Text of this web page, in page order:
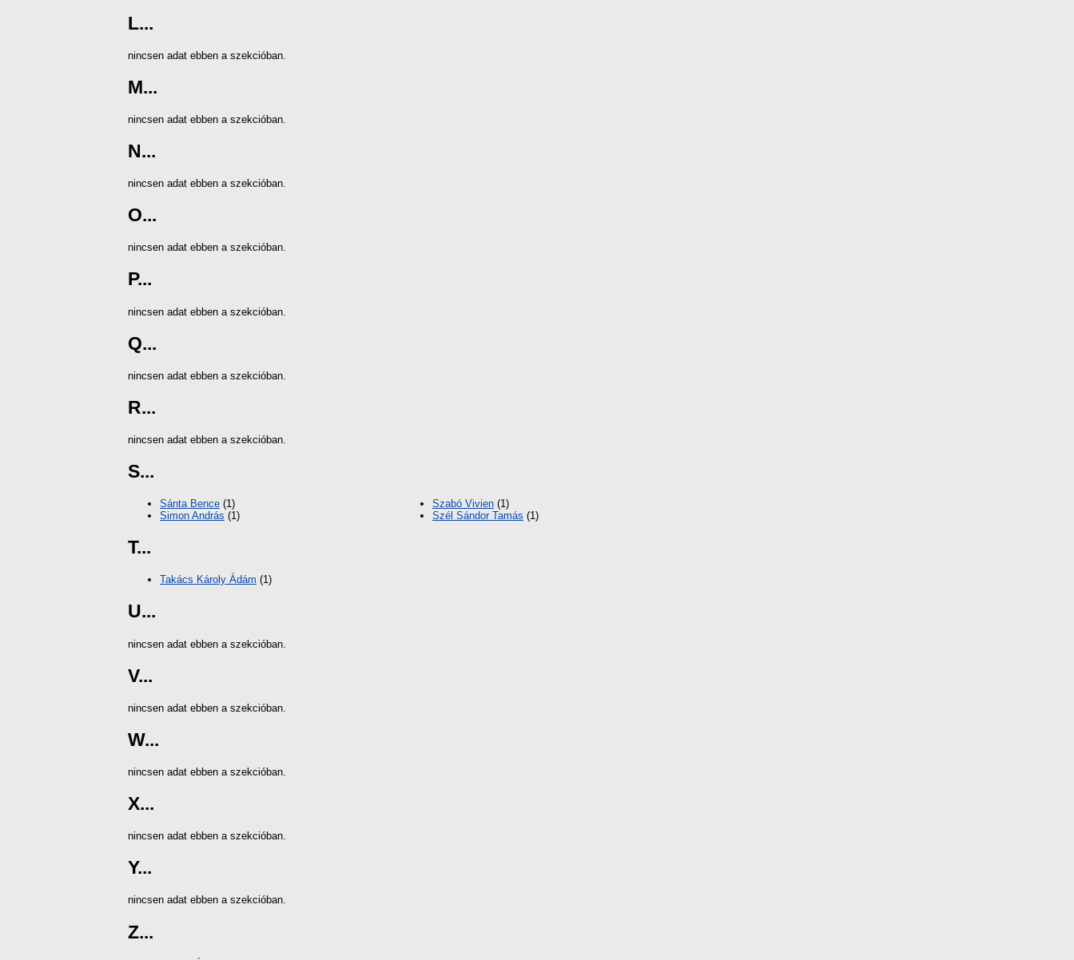
L...
nincsen adat ebben a szekcióban.
M...
nincsen adat ebben a szekcióban.
N...
nincsen adat ebben a szekcióban.
O...
nincsen adat ebben a szekcióban.
P...
nincsen adat ebben a szekcióban.
Q...
nincsen adat ebben a szekcióban.
R...
nincsen adat ebben a szekcióban.
S...
Sánta Bence (1)
Simon András (1)
Szabó Vivien (1)
Szél Sándor Tamás (1)
T...
Takács Károly Ádám (1)
U...
nincsen adat ebben a szekcióban.
V...
nincsen adat ebben a szekcióban.
W...
nincsen adat ebben a szekcióban.
X...
nincsen adat ebben a szekcióban.
Y...
nincsen adat ebben a szekcióban.
Z...